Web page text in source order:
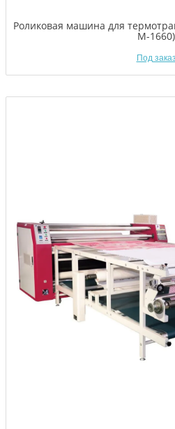
Роликовая машина для
M-1660)
Под заказ